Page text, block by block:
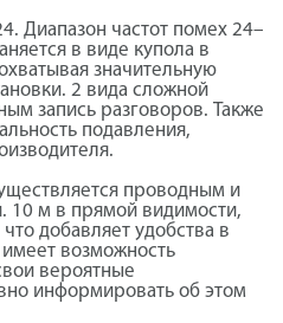
Диапазон частот помех 24–
в виде купола в
значительную
2 вида сложной
запись разговоров. Также
подавления,
проводным и
10 м в прямой видимости,
добавляет удобства в
имеет возможность
вероятные
информировать об этом